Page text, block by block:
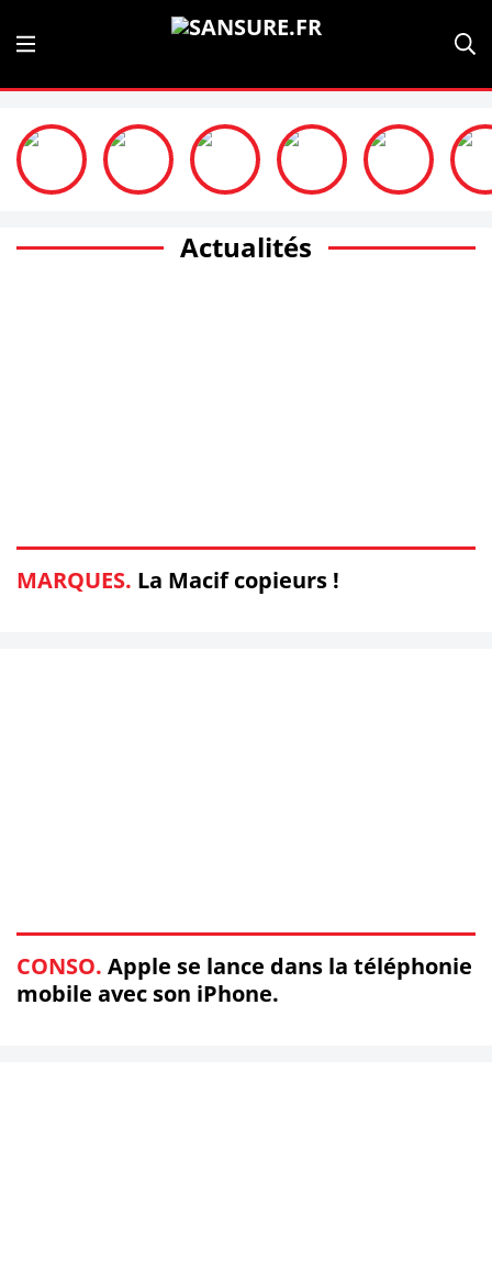
Actualités
MARQUES. La Macif copieurs !
CONSO. Apple se lance dans la téléphonie
mobile avec son iPhone.